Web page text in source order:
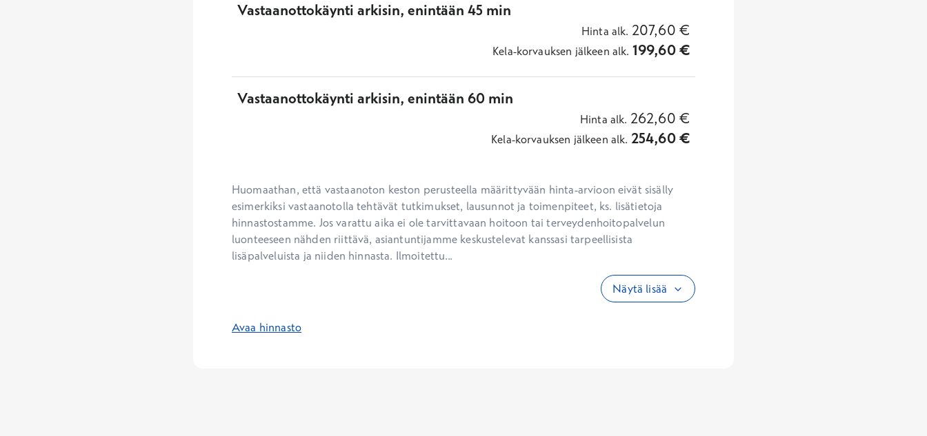
Vastaanottokäynti arkisin, enintään 45 min
Hinta alk. 207,60 €
Kela-korvauksen jälkeen alk. 199,60€
Vastaanottokäynti arkisin, enintään 60 min
Hinta alk. 262,60 €
Kela-korvauksen jälkeen alk. 254,60€
Huomaathan, että vastaanoton keston perusteella määrittyvään hinta-arvioon eivät sisälly
esimerkiksi vastaanotolla tehtävät tutkimukset, lausunnot ja toimenpiteet, ks. lisätietoja
hinnastostamme. Jos varattu aika ei ole tarvittavaan hoitoon tai terveydenhoitopalvelun
luonteeseen nähden riittävä, asiantuntijamme keskustelevat kanssasi tarpeellisista
lisäpalveluista ja niiden hinnasta. Ilmoitettu...
Näytä lisää
Avaa hinnasto